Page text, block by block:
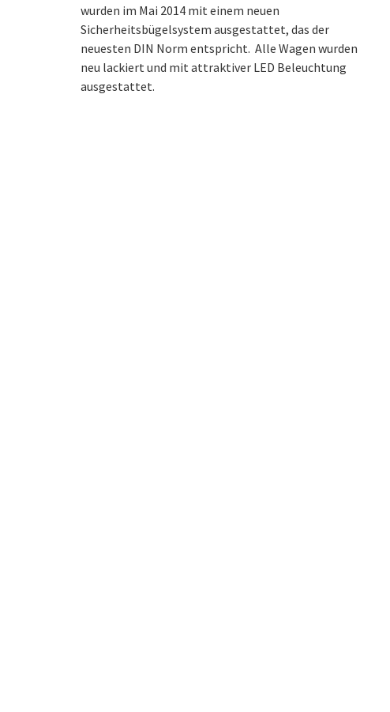
wurden im Mai 2014 mit einem neuen
Sicherheitsbügelsystem ausgestattet, das der
neuesten DIN Norm entspricht. Alle Wagen wurden
neu lackiert und mit attraktiver LED Beleuchtung
ausgestattet.